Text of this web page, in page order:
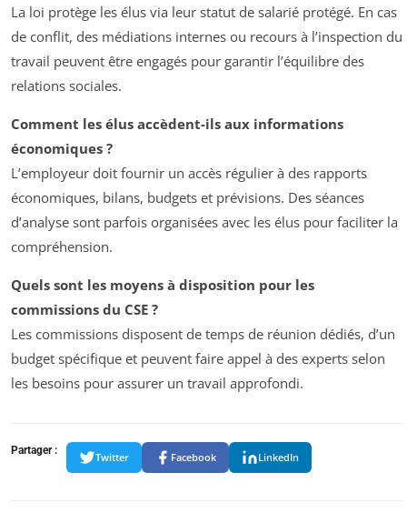
La loi protège les élus via leur statut de salarié protégé. En cas
de conflit, des médiations internes ou recours à l’inspection du
travail peuvent être engagés pour garantir l’équilibre des
relations sociales.
Comment les élus accèdent-ils aux informations
économiques ?
L’employeur doit fournir un accès régulier à des rapports
économiques, bilans, budgets et prévisions. Des séances
d’analyse sont parfois organisées avec les élus pour faciliter la
compréhension.
Quels sont les moyens à disposition pour les
commissions du CSE ?
Les commissions disposent de temps de réunion dédiés, d’un
budget spécifique et peuvent faire appel à des experts selon
les besoins pour assurer un travail approfondi.
Partager :
Twitter Facebook LinkedIn